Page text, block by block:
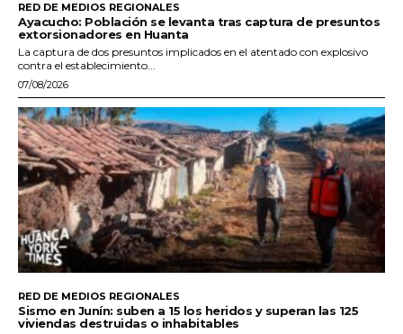
RED DE MEDIOS REGIONALES
Ayacucho: Población se levanta tras captura de presuntos
extorsionadores en Huanta
La captura de dos presuntos implicados en el atentado con explosivo
contra el establecimiento...
07/08/2026
RED DE MEDIOS REGIONALES
Sismo en Junín: suben a 15 los heridos y superan las 125
viviendas destruidas o inhabitables